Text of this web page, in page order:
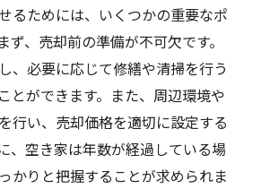
るためには、いくつかの重要なポ
ず、売却前の準備が不可欠です。
、必要に応じて修繕や清掃を行う
とができます。また、周辺環境や
行い、売却価格を適切に設定する
、空き家は年数が経過している場
かりと把握することが求められま